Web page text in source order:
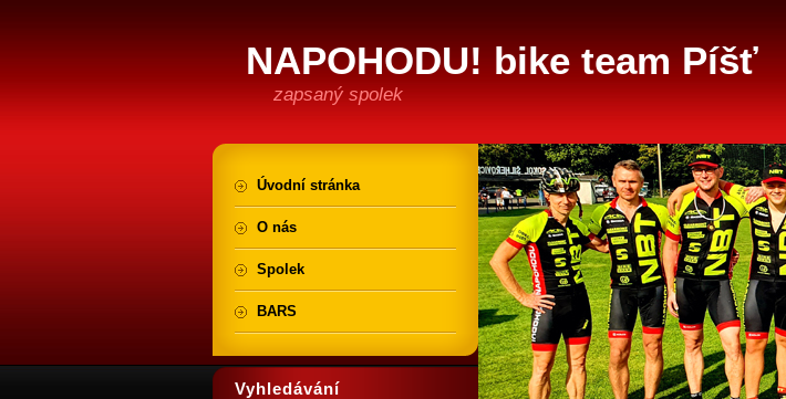
NAPOHODU! bike team Píšť
zapsaný spolek
Úvodní stránka
O nás
Spolek
BARS
Vyhledávání